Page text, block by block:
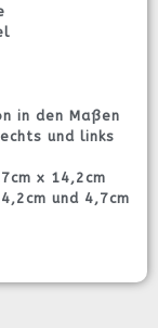
in den Maßen
und links
x 14,2cm
und 4,7cm